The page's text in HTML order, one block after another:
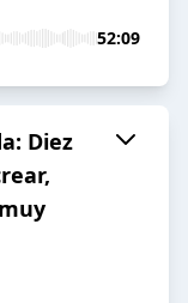
52:09
Diez